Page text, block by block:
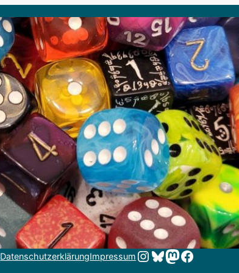
DatenschutzerklärungImpressum Link zur Instagram-Seite von Zeit-zum-Spielen
Bluesky
Mastodon
Facebook